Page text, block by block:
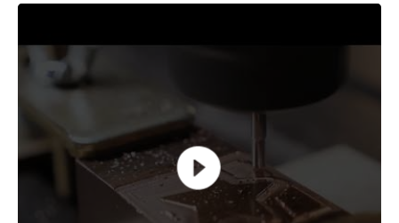
Brief of Router CNC WATTSAN